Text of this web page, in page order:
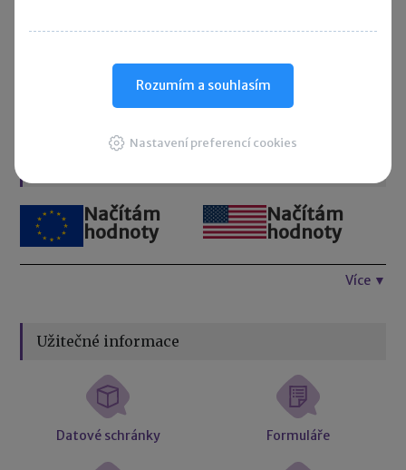
Daňové přiznání a splatnost daně za červenec 2026
Přehled všech termínů ►
Načítám
hodnoty
Načítám
hodnoty
Více ▼
Užitečné informace
Datové schránky Formuláře
Rozumím a souhlasím
Nastavení preferencí cookies